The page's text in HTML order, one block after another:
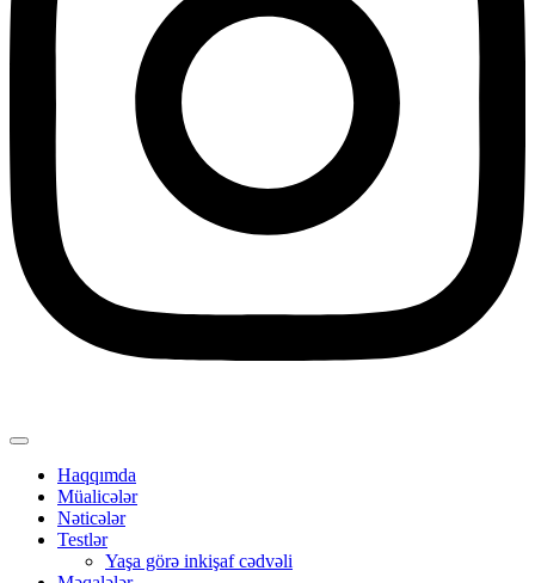
Haqqımda
Müalicələr
Nəticələr
Testlər
Yaşa görə inkişaf cədvəli